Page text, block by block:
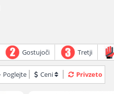
Gostujoči Tretji
Poglejte Ceni Privzeto